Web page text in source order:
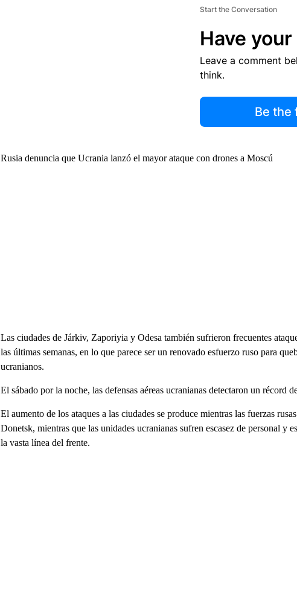
Start the Conversation
Have your
Leave a comment
think.
Be the
Rusia denuncia que Ucrania lanzó el mayor ataque con drones a Moscú
Las ciudades de Járkiv, Zaporiyia y Odesa también sufrieron frecuentes
las últimas semanas, en lo que parece ser un renovado esfuerzo ruso para
ucranianos.
El sábado por la noche, las defensas aéreas ucranianas detectaron un récord
El aumento de los ataques a las ciudades se produce mientras las fuerzas
Donetsk, mientras que las unidades ucranianas sufren escasez de personal y
la vasta línea del frente.